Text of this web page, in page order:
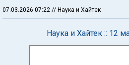
07.03.2026 07:22 // Наука и Хайтек
Наука и Хайтек :: 12